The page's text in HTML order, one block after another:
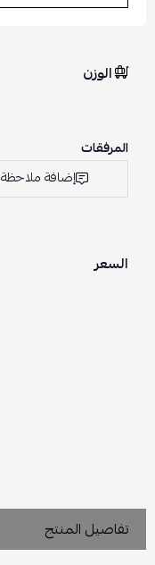
الوزن
المرفقات
إضافة ملاحظة
السعر
تفاصيل المنتج